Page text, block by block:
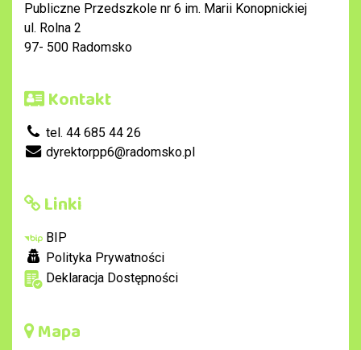
Publiczne Przedszkole nr 6 im. Marii Konopnickiej
ul. Rolna 2
97- 500 Radomsko
Kontakt
tel. 44 685 44 26
dyrektorpp6@radomsko.pl
Linki
BIP
Polityka Prywatności
Deklaracja Dostępności
Mapa